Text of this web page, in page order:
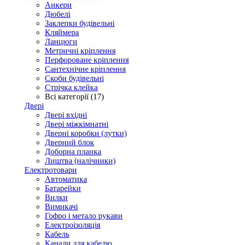
Анкери
Дюбелі
Заклепки будівельні
Кляймера
Ланцюги
Метричні кріплення
Перфороване кріплення
Сантехнічне кріплення
Скоби будівельні
Стрічка клейка
Всі категорії (17)
Двері
Двері вхідні
Двері міжкімнатні
Дверні коробки (лутки)
Дверний блок
Доборна планка
Лиштва (налічники)
Електротовари
Автоматика
Батарейки
Вилки
Вимикачі
Гофро і метало рукави
Електроізоляція
Кабель
Канали для кабелю